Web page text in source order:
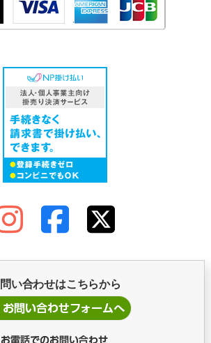
い合わせはこちらから